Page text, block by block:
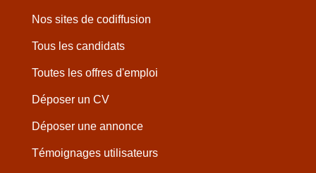
Nos sites de codiffusion
Tous les candidats
Toutes les offres d'emploi
Déposer un CV
Déposer une annonce
Témoignages utilisateurs